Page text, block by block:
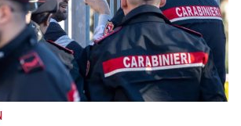
comunicado íntegro de los
la fusión fusión de
y Ribadavia